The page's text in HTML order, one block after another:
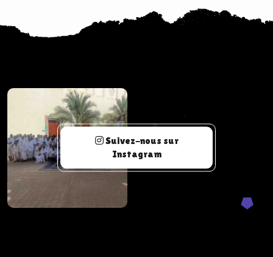
Suivez-nous sur
Instagram